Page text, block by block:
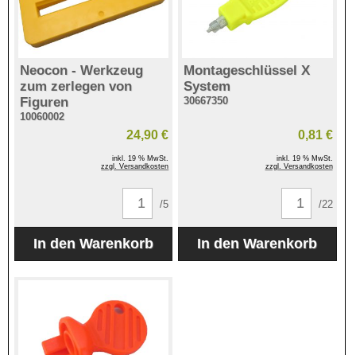
Neocon - Werkzeug
zum zerlegen von
Figuren
10060002
24,90 €
inkl. 19 % MwSt.
zzgl. Versandkosten
/5
Montageschlüssel X
System
30667350
0,81 €
inkl. 19 % MwSt.
zzgl. Versandkosten
/22